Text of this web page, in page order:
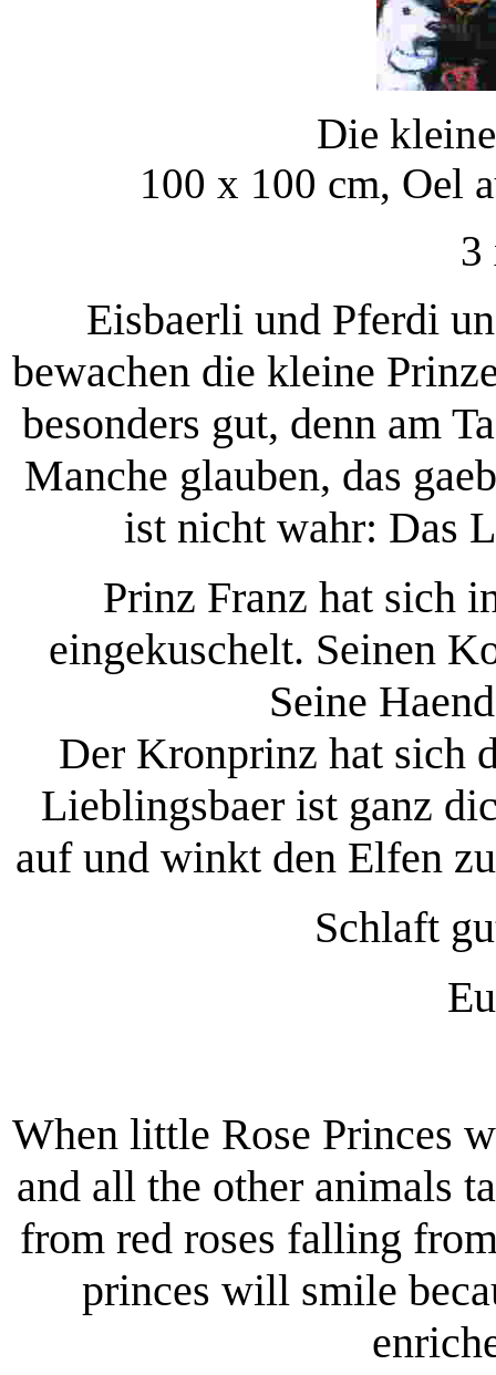
Die
100 x 100 cm, Oel
3
Eisbaerli und Pferdi
bewachen die kleine
besonders gut, denn am
Manche glauben, das
ist nicht wahr: Das
Prinz Franz hat sich
eingekuschelt. Seinen
Seine
Der Kronprinz hat sich
Lieblingsbaer ist ganz
auf und winkt den Elfen
Schlaft
When little Rose Princes
and all the other animals
from red roses falling
princes will smile